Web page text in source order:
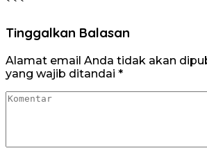
```
Tinggalkan Balasan
Alamat email Anda tidak akan
yang wajib ditandai *